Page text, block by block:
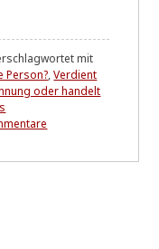
mit
Person?,Verdient
oder handelt